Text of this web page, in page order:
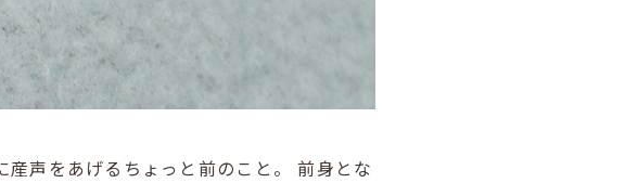
声をあげるちょっと前のこと。 前身とな